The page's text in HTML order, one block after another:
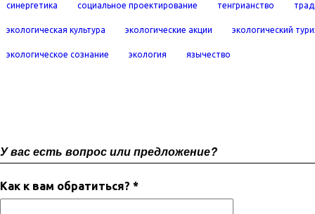
синергетика социальное проектирование тенгрианство
экологическая культура экологические акции экологический
экологическое сознание экология язычество
У вас есть вопрос или предложение?
Как к вам обратиться? *